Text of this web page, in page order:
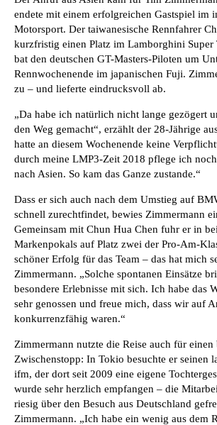
endete mit einem erfolgreichen Gastspiel im
Motorsport. Der taiwanesische Rennfahrer
kurzfristig einen Platz im Lamborghini Super
bat den deutschen GT-Masters-Piloten um
Rennwochenende im japanischen Fuji.
zu – und lieferte eindrucksvoll ab.
„Da habe ich natürlich nicht lange gezögert
den Weg gemacht“, erzählt der 28-Jährige
hatte an diesem Wochenende keine
durch meine LMP3-Zeit 2018 pflege ich
nach Asien. So kam das Ganze zustande.“
Dass er sich auch nach dem Umstieg auf
schnell zurechtfindet, bewies Zimmermann
Gemeinsam mit Chun Hua Chen fuhr er in
Markenpokals auf Platz zwei der Pro-Am-
schöner Erfolg für das Team – das hat mich
Zimmermann. „Solche spontanen Einsätze
besondere Erlebnisse mit sich. Ich habe das
sehr genossen und freue mich, dass wir auf
konkurrenzfähig waren.“
Zimmermann nutzte die Reise auch für einen
Zwischenstopp: In Tokio besuchte er seinen
ifm, der dort seit 2009 eine eigene
wurde sehr herzlich empfangen – die
riesig über den Besuch aus Deutschland
Zimmermann. „Ich habe ein wenig aus dem